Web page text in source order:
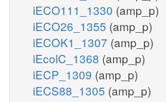
iECO111_1330 (amp_p)
iECO26_1355 (amp_p)
iECOK1_1307 (amp_p)
iEcolC_1368 (amp_p)
iECP_1309 (amp_p)
iECS88_1305 (amp_p)